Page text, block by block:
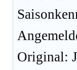
Original: